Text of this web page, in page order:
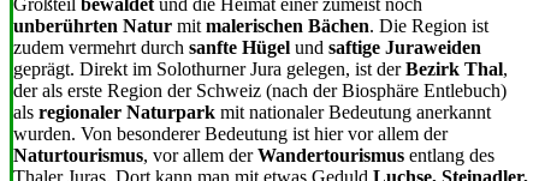
unberührten Natur mit malerischen Bächen. Die Region ist
zudem vermehrt durch sanfte Hügel und saftige Juraweiden
geprägt. Direkt im Solothurner Jura gelegen, ist derBezirk Thal,
der als erste Region der Schweiz (nach der Biosphäre Entlebuch)
als regionaler Naturpark mit nationaler Bedeutung anerkannt
wurden. Von besonderer Bedeutung ist hier vor allem der
Naturtourismus, vor allem derWandertourismus entlang des
Thaler Juras. Dort kann man mit etwas Geduld Luchse, Steinadler,